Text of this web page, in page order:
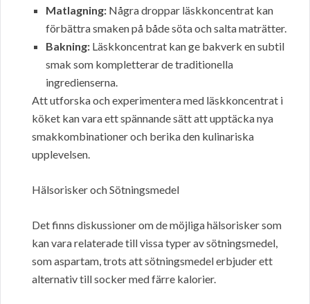
Matlagning: Några droppar läskkoncentrat kan
förbättra smaken på både söta och salta maträtter.
Bakning: Läskkoncentrat kan ge bakverk en subtil
smak som kompletterar de traditionella
ingredienserna.
Att utforska och experimentera med läskkoncentrat i
köket kan vara ett spännande sätt att upptäcka nya
smakkombinationer och berika den kulinariska
upplevelsen.
Hälsorisker och Sötningsmedel
Det finns diskussioner om de möjliga hälsorisker som
kan vara relaterade till vissa typer av sötningsmedel,
som aspartam, trots att sötningsmedel erbjuder ett
alternativ till socker med färre kalorier.